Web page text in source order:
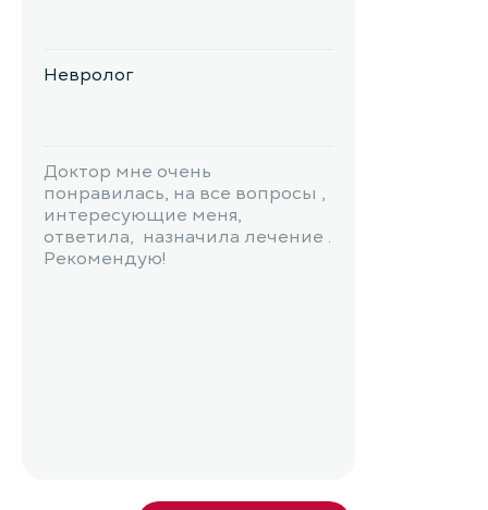
Невролог
Доктор мне очень
понравилась, на все вопросы ,
интересующие меня,
ответила, назначила лечение .
Рекомендую!